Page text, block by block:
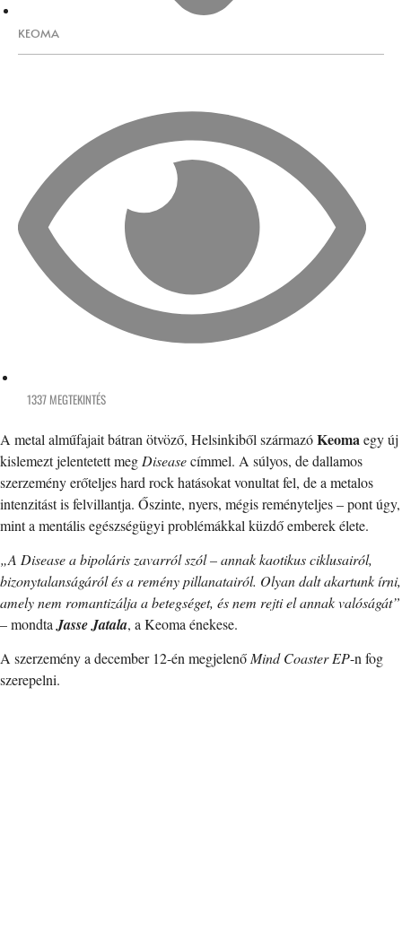
KEOMA
1337 MEGTEKINTÉS
A metal alműfajait bátran ötvöző, Helsinkiből származóKeomaegy új
kislemezt jelentetett meg Diseasecímmel. A súlyos, de dallamos
szerzemény erőteljes hard rock hatásokat vonultat fel, de a metalos
intenzitást is felvillantja. Őszinte, nyers, mégis reményteljes – pont úgy,
mint a mentális egészségügyi problémákkal küzdő emberek élete.
„A Disease a bipoláris zavarról szól – annak kaotikus ciklusairól,
bizonytalanságáról és a remény pillanatairól. Olyan dalt akartunk írni,
amely nem romantizálja a betegséget, és nem rejti el annak valóságát”
– mondta Jasse Jatala, a Keoma énekese.
A szerzemény a december 12-én megjelenő Mind Coaster EP-n fog
szerepelni.